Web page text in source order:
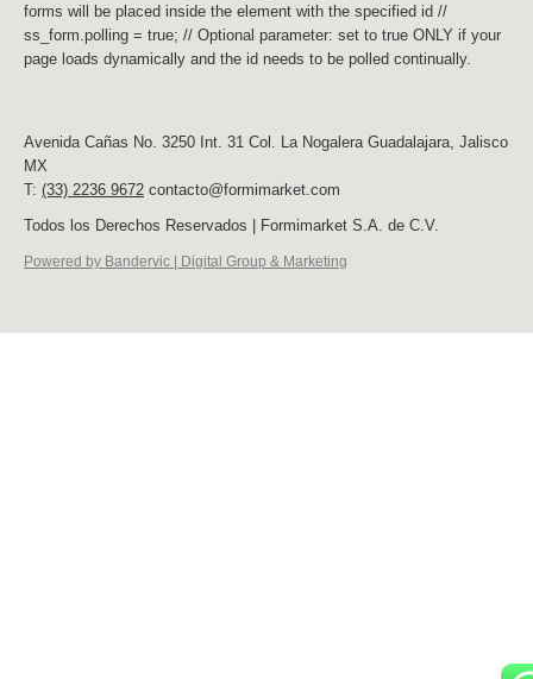
forms will be placed inside the element with the specified id //
ss_form.polling = true; // Optional parameter: set to true ONLY if your
page loads dynamically and the id needs to be polled continually.
Avenida Cañas No. 3250 Int. 31 Col. La Nogalera Guadalajara, Jalisco
MX
T: (33) 2236 9672 contacto@formimarket.com
Todos los Derechos Reservados | Formimarket S.A. de C.V.
Powered by Bandervic | Digital Group & Marketing